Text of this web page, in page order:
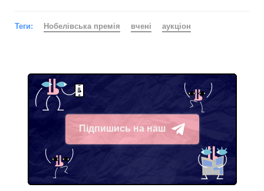
Теги: Нобелівська премія вчені аукціон
Підпишись на наш
Telegram